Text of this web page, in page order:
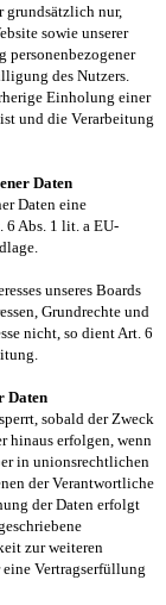
grundsätzlich nur,
sowie unserer
personenbezogener
des Nutzers.
Einholung einer
und die Verarbeitung
Daten
Daten eine
Abs. 1 lit. a EU-
unseres Boards
Grundrechte und
nicht, so dient Art. 6
Daten
sobald der Zweck
hinaus erfolgen, wenn
in unionsrechtlichen
der Verantwortliche
der Daten erfolgt
zur weiteren
eine Vertragserfüllung